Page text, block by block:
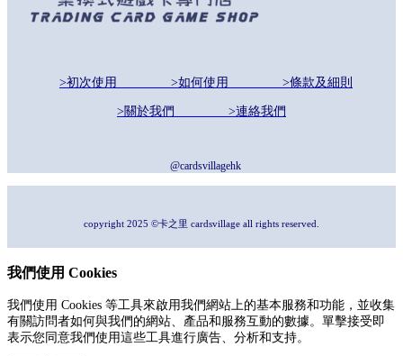
>初次使用 >如何使用 >條款及細則
>關於我們 >連絡我們
@cardsvillagehk
copyright 2025 ©卡之里 cardsvillage all rights reserved.
我們使用 Cookies
我們使用 Cookies 等工具來啟用我們網站上的基本服務和功能，並收集
有關訪問者如何與我們的網站、產品和服務互動的數據。單擊接受即
表示您同意我們使用這些工具進行廣告、分析和支持。